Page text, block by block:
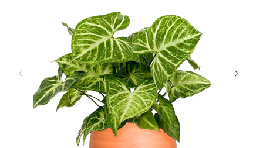
DIŞ MEKAN BITKILERI
HEDIYE GÖNDER
TOPRAK & GÜBRE
SIPARIŞ TAKIP